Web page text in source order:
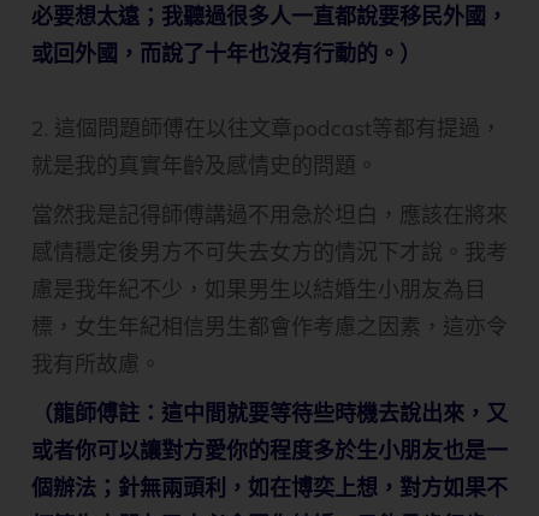
必要想太遠；我聽過很多人一直都說要移民外國，
或回外國，而說了十年也沒有行動的。）
2. 這個問題師傅在以往文章podcast等都有提過，
就是我的真實年齡及感情史的問題。
當然我是記得師傅講過不用急於坦白，應該在將來
感情穩定後男方不可失去女方的情況下才說。我考
慮是我年紀不少，如果男生以結婚生小朋友為目
標，女生年紀相信男生都會作考慮之因素，這亦令
我有所故慮。
（龍師傅註：這中間就要等待些時機去說出來，又
或者你可以讓對方愛你的程度多於生小朋友也是一
個辦法；針無兩頭利，如在博奕上想，對方如果不